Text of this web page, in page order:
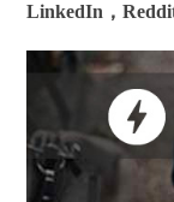
LinkedIn，